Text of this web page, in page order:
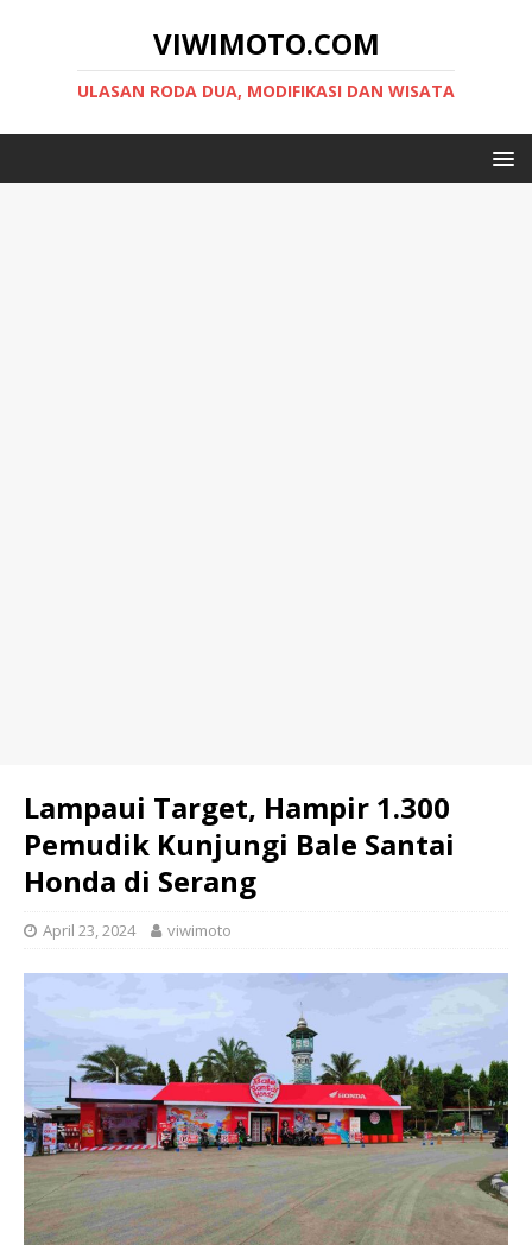
VIWIMOTO.COM
ULASAN RODA DUA, MODIFIKASI DAN WISATA
Lampaui Target, Hampir 1.300
Pemudik Kunjungi Bale Santai
Honda di Serang
April 23, 2024 viwimoto